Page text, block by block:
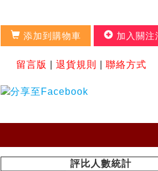
添加到購物車 加入關注
留言版 |退貨規則 |聯絡方式
評比人數統計